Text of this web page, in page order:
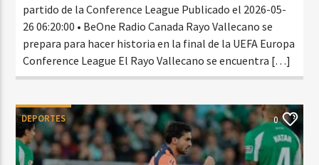
partido de la Conference League Publicado el 2026-05-
26 06:20:00 • BeOne Radio Canada Rayo Vallecano se
prepara para hacer historia en la final de la UEFA Europa
Conference League El Rayo Vallecano se encuentra […]
DEPORTES 0